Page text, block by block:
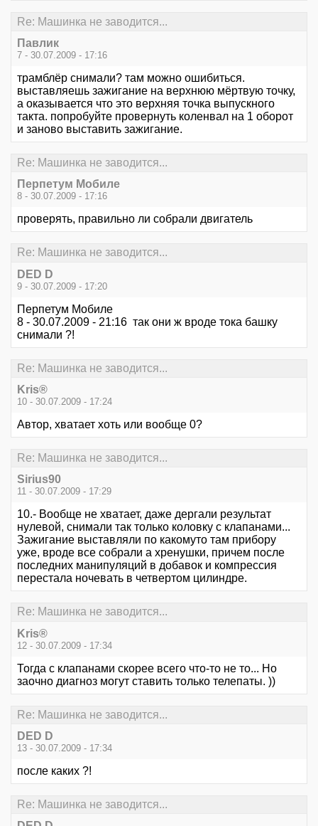
Re: Машинка не заводится...
Павлик
7 - 30.07.2009 - 17:16
трамблёр снимали? там можно ошибиться.
выставляешь зажигание на верхнюю мёртвую точку,
а оказывается что это верхняя точка выпускного
такта. попробуйте провернуть коленвал на 1 оборот
и заново выставить зажигание.
Re: Машинка не заводится...
Перпетум Мобиле
8 - 30.07.2009 - 17:16
проверять, правильно ли собрали двигатель
Re: Машинка не заводится...
DED D
9 - 30.07.2009 - 17:20
Перпетум Мобиле
8 - 30.07.2009 - 21:16 так они ж вроде тока башку
снимали ?!
Re: Машинка не заводится...
Kris®
10 - 30.07.2009 - 17:24
Автор, хватает хоть или вообще 0?
Re: Машинка не заводится...
Sirius90
11 - 30.07.2009 - 17:29
10.- Вообще не хватает, даже дергали результат
нулевой, снимали так только коловку с клапанами...
Зажигание выставляли по какомуто там прибору
уже, вроде все собрали а хренушки, причем после
последних манипуляций в добавок и компрессия
перестала ночевать в четвертом цилиндре.
Re: Машинка не заводится...
Kris®
12 - 30.07.2009 - 17:34
Тогда с клапанами скорее всего что-то не то... Но
заочно диагноз могут ставить только телепаты. ))
Re: Машинка не заводится...
DED D
13 - 30.07.2009 - 17:34
после каких ?!
Re: Машинка не заводится...